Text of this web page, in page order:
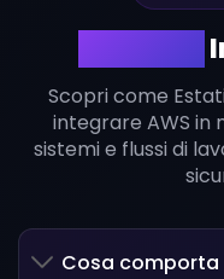
Scopri come
integrare AWS in
sistemi e flussi di
Cosa comporta